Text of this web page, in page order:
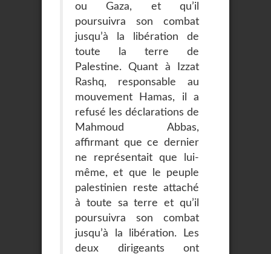
ou Gaza, et qu’il
poursuivra son combat
jusqu’à la libération de
toute la terre de
Palestine. Quant à Izzat
Rashq, responsable au
mouvement Hamas, il a
refusé les déclarations de
Mahmoud Abbas,
affirmant que ce dernier
ne représentait que lui-
même, et que le peuple
palestinien reste attaché
à toute sa terre et qu’il
poursuivra son combat
jusqu’à la libération. Les
deux dirigeants ont